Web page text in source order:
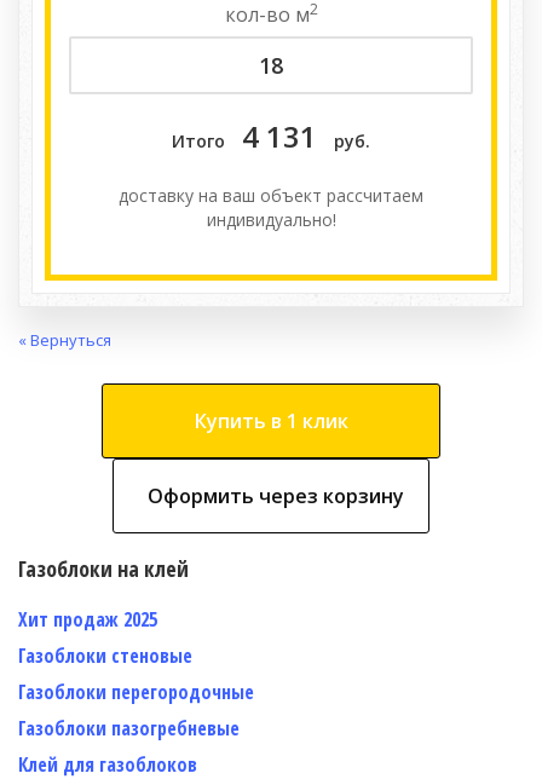
кол-во м2
Итого 4 131 руб.
доставку на ваш объект расcчитаем
индивидуально!
« Вернуться
Купить в 1 клик
Оформить через корзину
Газоблоки на клей
Хит продаж 2025
Газоблоки стеновые
Газоблоки перегородочные
Газоблоки пазогребневые
Клей для газоблоков